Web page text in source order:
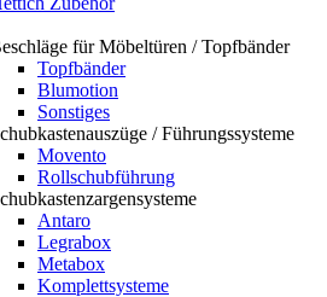
für Möbeltüren / Topfbänder
Topfbänder
Blumotion
Sonstiges
/ Führungssysteme
Movento
Rollschubführung
Antaro
Legrabox
Metabox
Komplettsysteme